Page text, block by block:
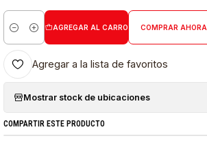
Cantidad
AGREGAR AL CARRO COMPRAR AHORA
Agregar a la lista de favoritos
Mostrar stock de ubicaciones
COMPARTIR ESTE PRODUCTO